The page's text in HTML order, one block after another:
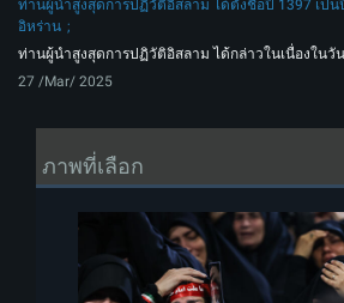
ท่านผู้นำสูงสุดการปฏิวัติอิสลาม ได้ตั้งชื่อปี 1397 เป็
อิหร่าน
ท่านผู้นำสูงสุดการปฏิวัติอิสลาม ได้กล่าวในเนื่องในวั
27 /Mar/ 2025
ภาพที่เลือก